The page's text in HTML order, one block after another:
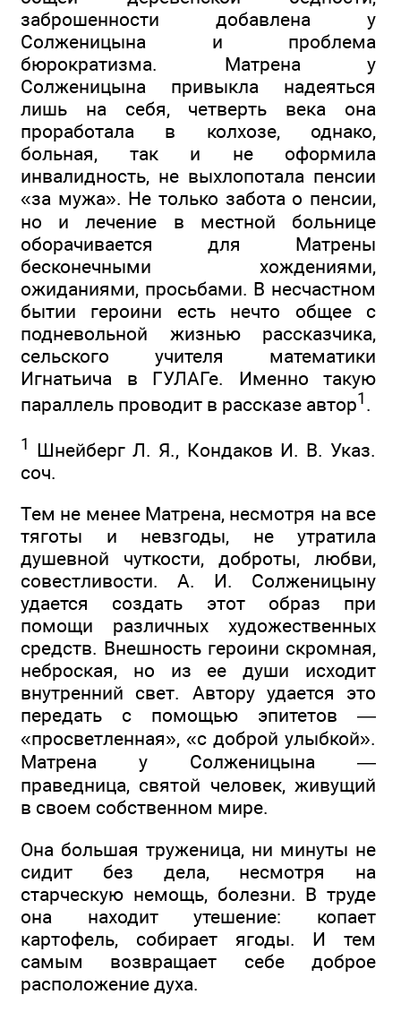
заброшенности добавлена у
Солженицына и проблема
бюрократизма. Матрена у
Солженицына привыкла надеяться
лишь на себя, четверть века она
проработала в колхозе, однако,
больная, так и не оформила
инвалидность, не выхлопотала пенсии
«за мужа». Не только забота о пенсии,
но и лечение в местной больнице
оборачивается для Матрены
бесконечными хождениями,
ожиданиями, просьбами. В несчастном
бытии героини есть нечто общее с
подневольной жизнью рассказчика,
сельского учителя математики
Игнатьича в ГУЛАГе. Именно такую
параллель проводит в рассказе автор1 .
1 Шнейберг Л. Я., Кондаков И. В. Указ.
соч.
Тем не менее Матрена, несмотря на все
тяготы и невзгоды, не утратила
душевной чуткости, доброты, любви,
совестливости. А. И. Солженицыну
удается создать этот образ при
помощи различных художественных
средств. Внешность героини скромная,
неброская, но из ее души исходит
внутренний свет. Автору удается это
передать с помощью эпитетов —
«просветленная», «с доброй улыбкой».
Матрена у Солженицына —
праведница, святой человек, живущий
в своем собственном мире.
Она большая труженица, ни минуты не
сидит без дела, несмотря на
старческую немощь, болезни. В труде
она находит утешение: копает
картофель, собирает ягоды. И тем
самым возвращает себе доброе
расположение духа.